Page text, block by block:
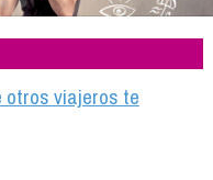
otros viajeros te